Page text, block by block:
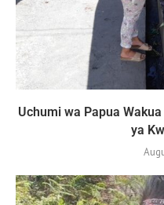
Uchumi wa Papua
ya